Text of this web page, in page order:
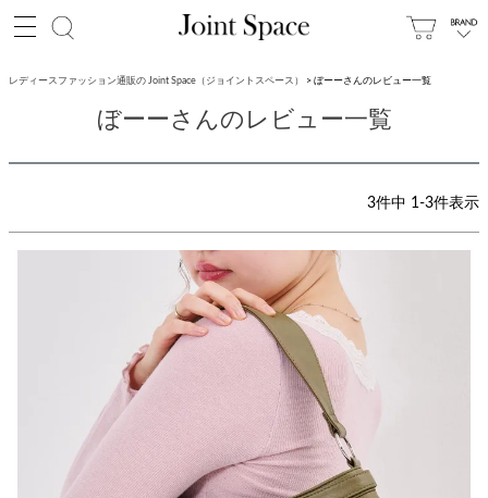
レディースファッション通販の Joint Space（ジョイントスペース） ぼーーさんのレビュー一覧
ぼーーさんのレビュー一覧
3件中 1-3件表示